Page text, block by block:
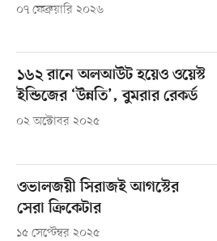
০৭ ফেব্রুয়ারি ২০২৬
১৬২ রানে অলআউট হয়েও ওয়েস্ট
ইন্ডিজের ‘উন্নতি’, বুমরার রেকর্ড
০২ অক্টোবর ২০২৫
ওভালজয়ী সিরাজই আগস্টের
সেরা ক্রিকেটার
১৫ সেপ্টেম্বর ২০২৫